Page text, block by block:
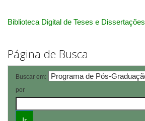
Biblioteca Digital de Teses e Dissertações
Página de Busca
Buscar em:
por